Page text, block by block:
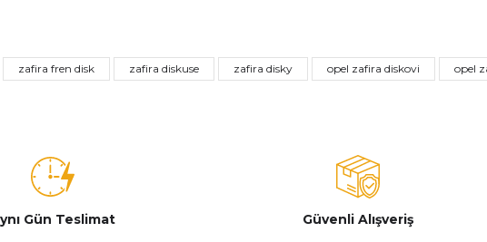
Yorum Yaz
zafira fren disk zafira diskuse zafira disky opel zafira diskovi opel
Gün Teslimat
Güvenli Alışveriş